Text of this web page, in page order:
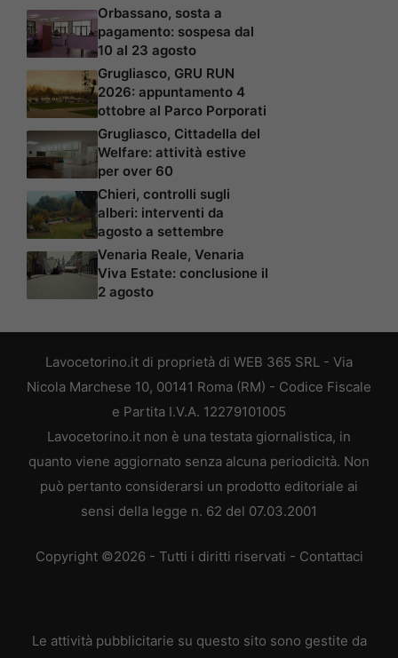
Orbassano, sosta a
pagamento: sospesa dal
10 al 23 agosto
Grugliasco, GRU RUN
2026: appuntamento 4
ottobre al Parco Porporati
Grugliasco, Cittadella del
Welfare: attività estive
per over 60
Chieri, controlli sugli
alberi: interventi da
agosto a settembre
Venaria Reale, Venaria
Viva Estate: conclusione il
2 agosto
Lavocetorino.it di proprietà di WEB 365 SRL - Via
Nicola Marchese 10, 00141 Roma (RM) - Codice Fiscale
e Partita I.V.A. 12279101005
Lavocetorino.it non è una testata giornalistica, in
quanto viene aggiornato senza alcuna periodicità. Non
può pertanto considerarsi un prodotto editoriale ai
sensi della legge n. 62 del 07.03.2001
Copyright ©2026 - Tutti i diritti riservati - Contattaci
Le attività pubblicitarie su questo sito sono gestite da